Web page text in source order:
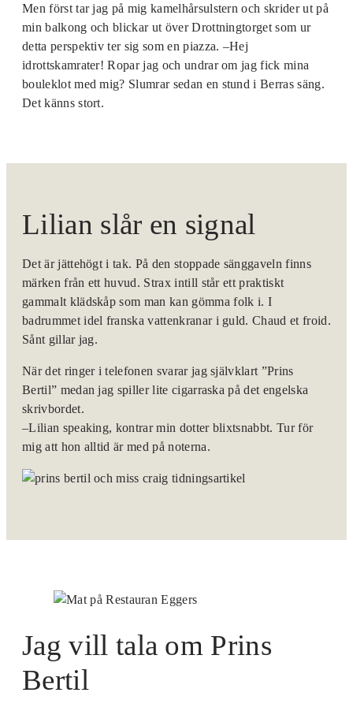
Men först tar jag på mig kamelhårsulstern och skrider ut på
min balkong och blickar ut över Drottningtorget som ur
detta perspektiv ter sig som en piazza. –Hej
idrottskamrater! Ropar jag och undrar om jag fick mina
bouleklot med mig? Slumrar sedan en stund i Berras säng.
Det känns stort.
Lilian slår en signal
Det är jättehögt i tak. På den stoppade sänggaveln finns
märken från ett huvud. Strax intill står ett praktiskt
gammalt klädskåp som man kan gömma folk i. I
badrummet idel franska vattenkranar i guld. Chaud et froid.
Sånt gillar jag.
När det ringer i telefonen svarar jag självklart ”Prins
Bertil” medan jag spiller lite cigarraska på det engelska
skrivbordet.
–Lilian speaking, kontrar min dotter blixtsnabbt. Tur för
mig att hon alltid är med på noterna.
Jag vill tala om Prins
Bertil